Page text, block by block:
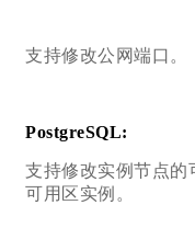
支持修改公网端口。
PostgreSQL:
支持修改实例节点的
可用区实例。